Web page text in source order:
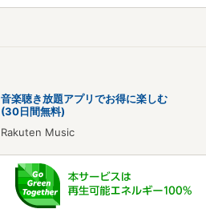
音楽聴き放題アプリでお得に楽しむ
(30日間無料)
Rakuten Music